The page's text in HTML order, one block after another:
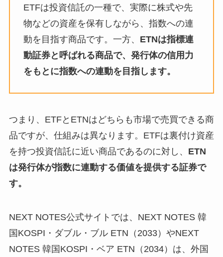
ETFは投資信託の一種で、実際に株式や先
物などの資産を保有しながら、指数への連
動を目指す商品です。一方、 ETNは指標連
動証券と呼ばれる商品で、発行体の信用力
をもとに指数への連動を目指します。
つまり、ETFとETNはどちらも市場で売買できる商
品ですが、仕組みは異なります。ETFは裏付け資産
を持つ投資信託に近い商品であるのに対し、 ETN
は発行体が指数に連動する価値を提供する証券で
す。
NEXT NOTES公式サイトでは、NEXT NOTES 韓
国KOSPI・ダブル・ブル ETN（2033）やNEXT
NOTES 韓国KOSPI・ベア ETN（2034）は、外国